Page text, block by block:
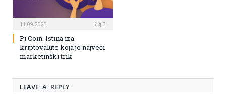
11.09.2023 0
Pi Coin: Istina iza
kriptovalute koja je najveći
marketinški trik
LEAVE A REPLY